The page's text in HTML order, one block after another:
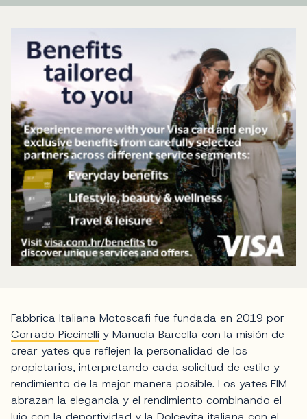
Fabbrica Italiana Motoscafi fue fundada en 2019 por
Corrado Piccinelli y Manuela Barcella con la misión de
crear yates que reflejen la personalidad de los
propietarios, interpretando cada solicitud de estilo y
rendimiento de la mejor manera posible. Los yates FIM
abrazan la elegancia y el rendimiento combinando el